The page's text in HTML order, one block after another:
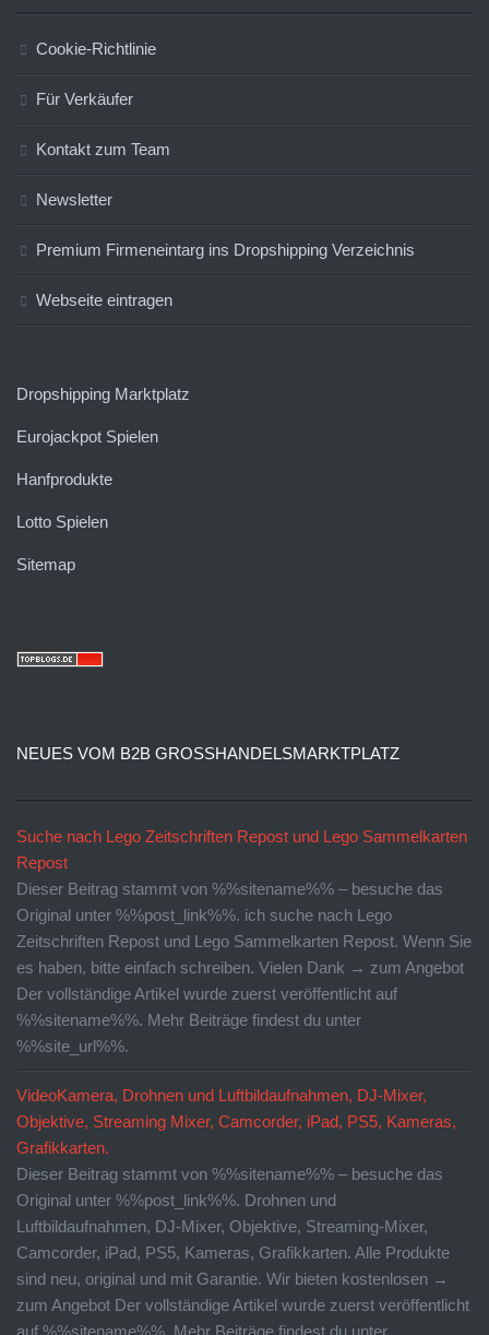
Cookie-Richtlinie
Für Verkäufer
Kontakt zum Team
Newsletter
Premium Firmeneintarg ins Dropshipping Verzeichnis
Webseite eintragen
Dropshipping Marktplatz
Eurojackpot Spielen
Hanfprodukte
Lotto Spielen
Sitemap
NEUES VOM B2B GROSSHANDELSMARKTPLATZ
Suche nach Lego Zeitschriften Repost und Lego Sammelkarten
Repost
Dieser Beitrag stammt von %%sitename%% – besuche das
Original unter %%post_link%%. ich suche nach Lego
Zeitschriften Repost und Lego Sammelkarten Repost. Wenn Sie
es haben, bitte einfach schreiben. Vielen Dank → zum Angebot
Der vollständige Artikel wurde zuerst veröffentlicht auf
%%sitename%%. Mehr Beiträge findest du unter
%%site_url%%.
VideoKamera, Drohnen und Luftbildaufnahmen, DJ-Mixer,
Objektive, Streaming Mixer, Camcorder, iPad, PS5, Kameras,
Grafikkarten.
Dieser Beitrag stammt von %%sitename%% – besuche das
Original unter %%post_link%%. Drohnen und
Luftbildaufnahmen, DJ-Mixer, Objektive, Streaming-Mixer,
Camcorder, iPad, PS5, Kameras, Grafikkarten. Alle Produkte
sind neu, original und mit Garantie. Wir bieten kostenlosen →
zum Angebot Der vollständige Artikel wurde zuerst veröffentlicht
auf %%sitename%%. Mehr Beiträge findest du unter